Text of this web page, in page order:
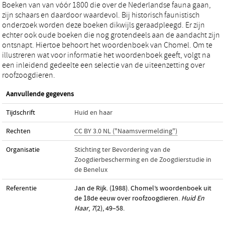
Boeken van van vóór 1800 die over de Nederlandse fauna gaan,
zijn schaars en daardoor waardevol. Bij historisch faunistisch
onderzoek worden deze boeken dikwijls geraadpleegd. Er zijn
echter ook oude boeken die nog grotendeels aan de aandacht zijn
ontsnapt. Hiertoe behoort het woordenboek van Chomel. Om te
illustreren wat voor informatie het woordenboek geeft, volgt na
een inleidend gedeelte een selectie van de uiteenzetting over
roofzoogdieren.
Aanvullende gegevens
Tijdschrift Huid en haar
Rechten CC BY 3.0 NL ("Naamsvermelding")
Organisatie
Stichting ter Bevordering van de
Zoogdierbescherming en de Zoogdierstudie in
de Benelux
Referentie
Jan de Rijk. (1988). Chomel’s woordenboek uit
de 18de eeuw over roofzoogdieren. Huid En
Haar, 7(2), 49–58.